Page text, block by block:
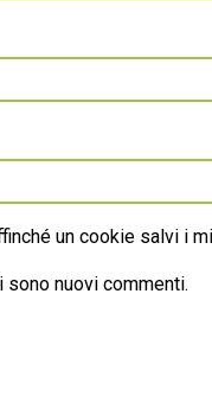
un cookie salvi i
nuovi commenti.